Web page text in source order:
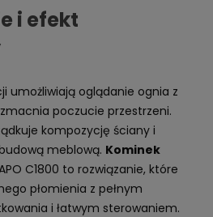
i efekt
umożliwiają oglądanie ognia z
poczucie przestrzeni.
kompozycję ściany i
meblową. Kominek
C1800 to rozwiązanie, które
płomienia z pełnym
i łatwym sterowaniem.